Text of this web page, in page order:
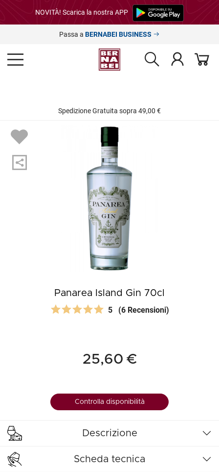
NOVITÀ! Scarica la nostra APP
Passa a BERNABEI BUSINESS
Spedizione Gratuita sopra 49,00 €
Panarea Island Gin 70cl
5 (6 Recensioni)
25,60 €
Controlla disponibilità
Descrizione
Scheda tecnica